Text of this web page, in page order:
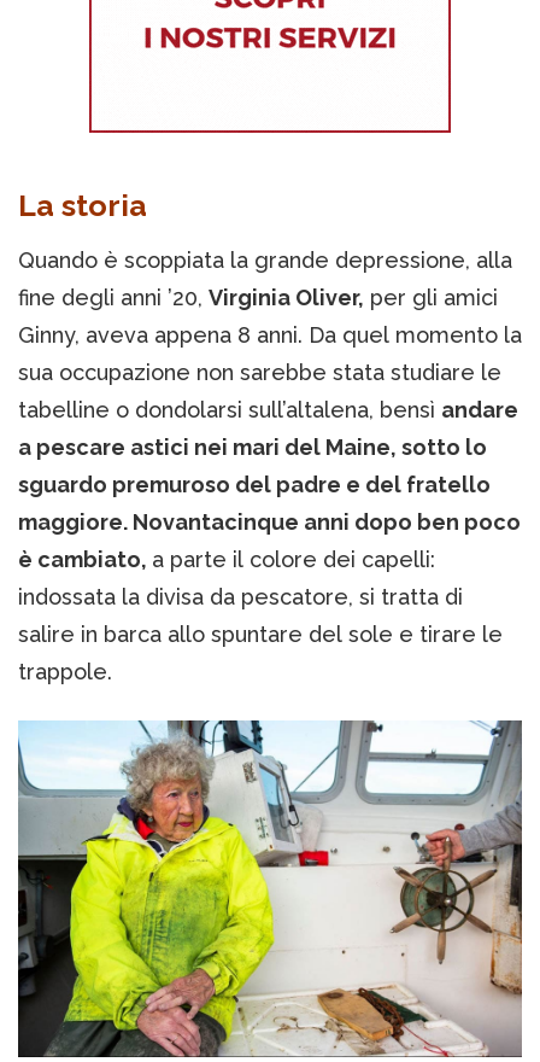
La storia
Quando è scoppiata la grande depressione, alla
fine degli anni ’20, Virginia Oliver, per gli amici
Ginny, aveva appena 8 anni. Da quel momento la
sua occupazione non sarebbe stata studiare le
tabelline o dondolarsi sull’altalena, bensì andare
a pescare astici nei mari del Maine, sotto lo
sguardo premuroso del padre e del fratello
maggiore. Novantacinque anni dopo ben poco
è cambiato, a parte il colore dei capelli:
indossata la divisa da pescatore, si tratta di
salire in barca allo spuntare del sole e tirare le
trappole.